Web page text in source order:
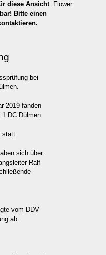
diese Ansicht
Bitte einen
bei
2019 fanden
1.DC Dülmen
statt.
sich über
Ralf
vom DDV
ab.